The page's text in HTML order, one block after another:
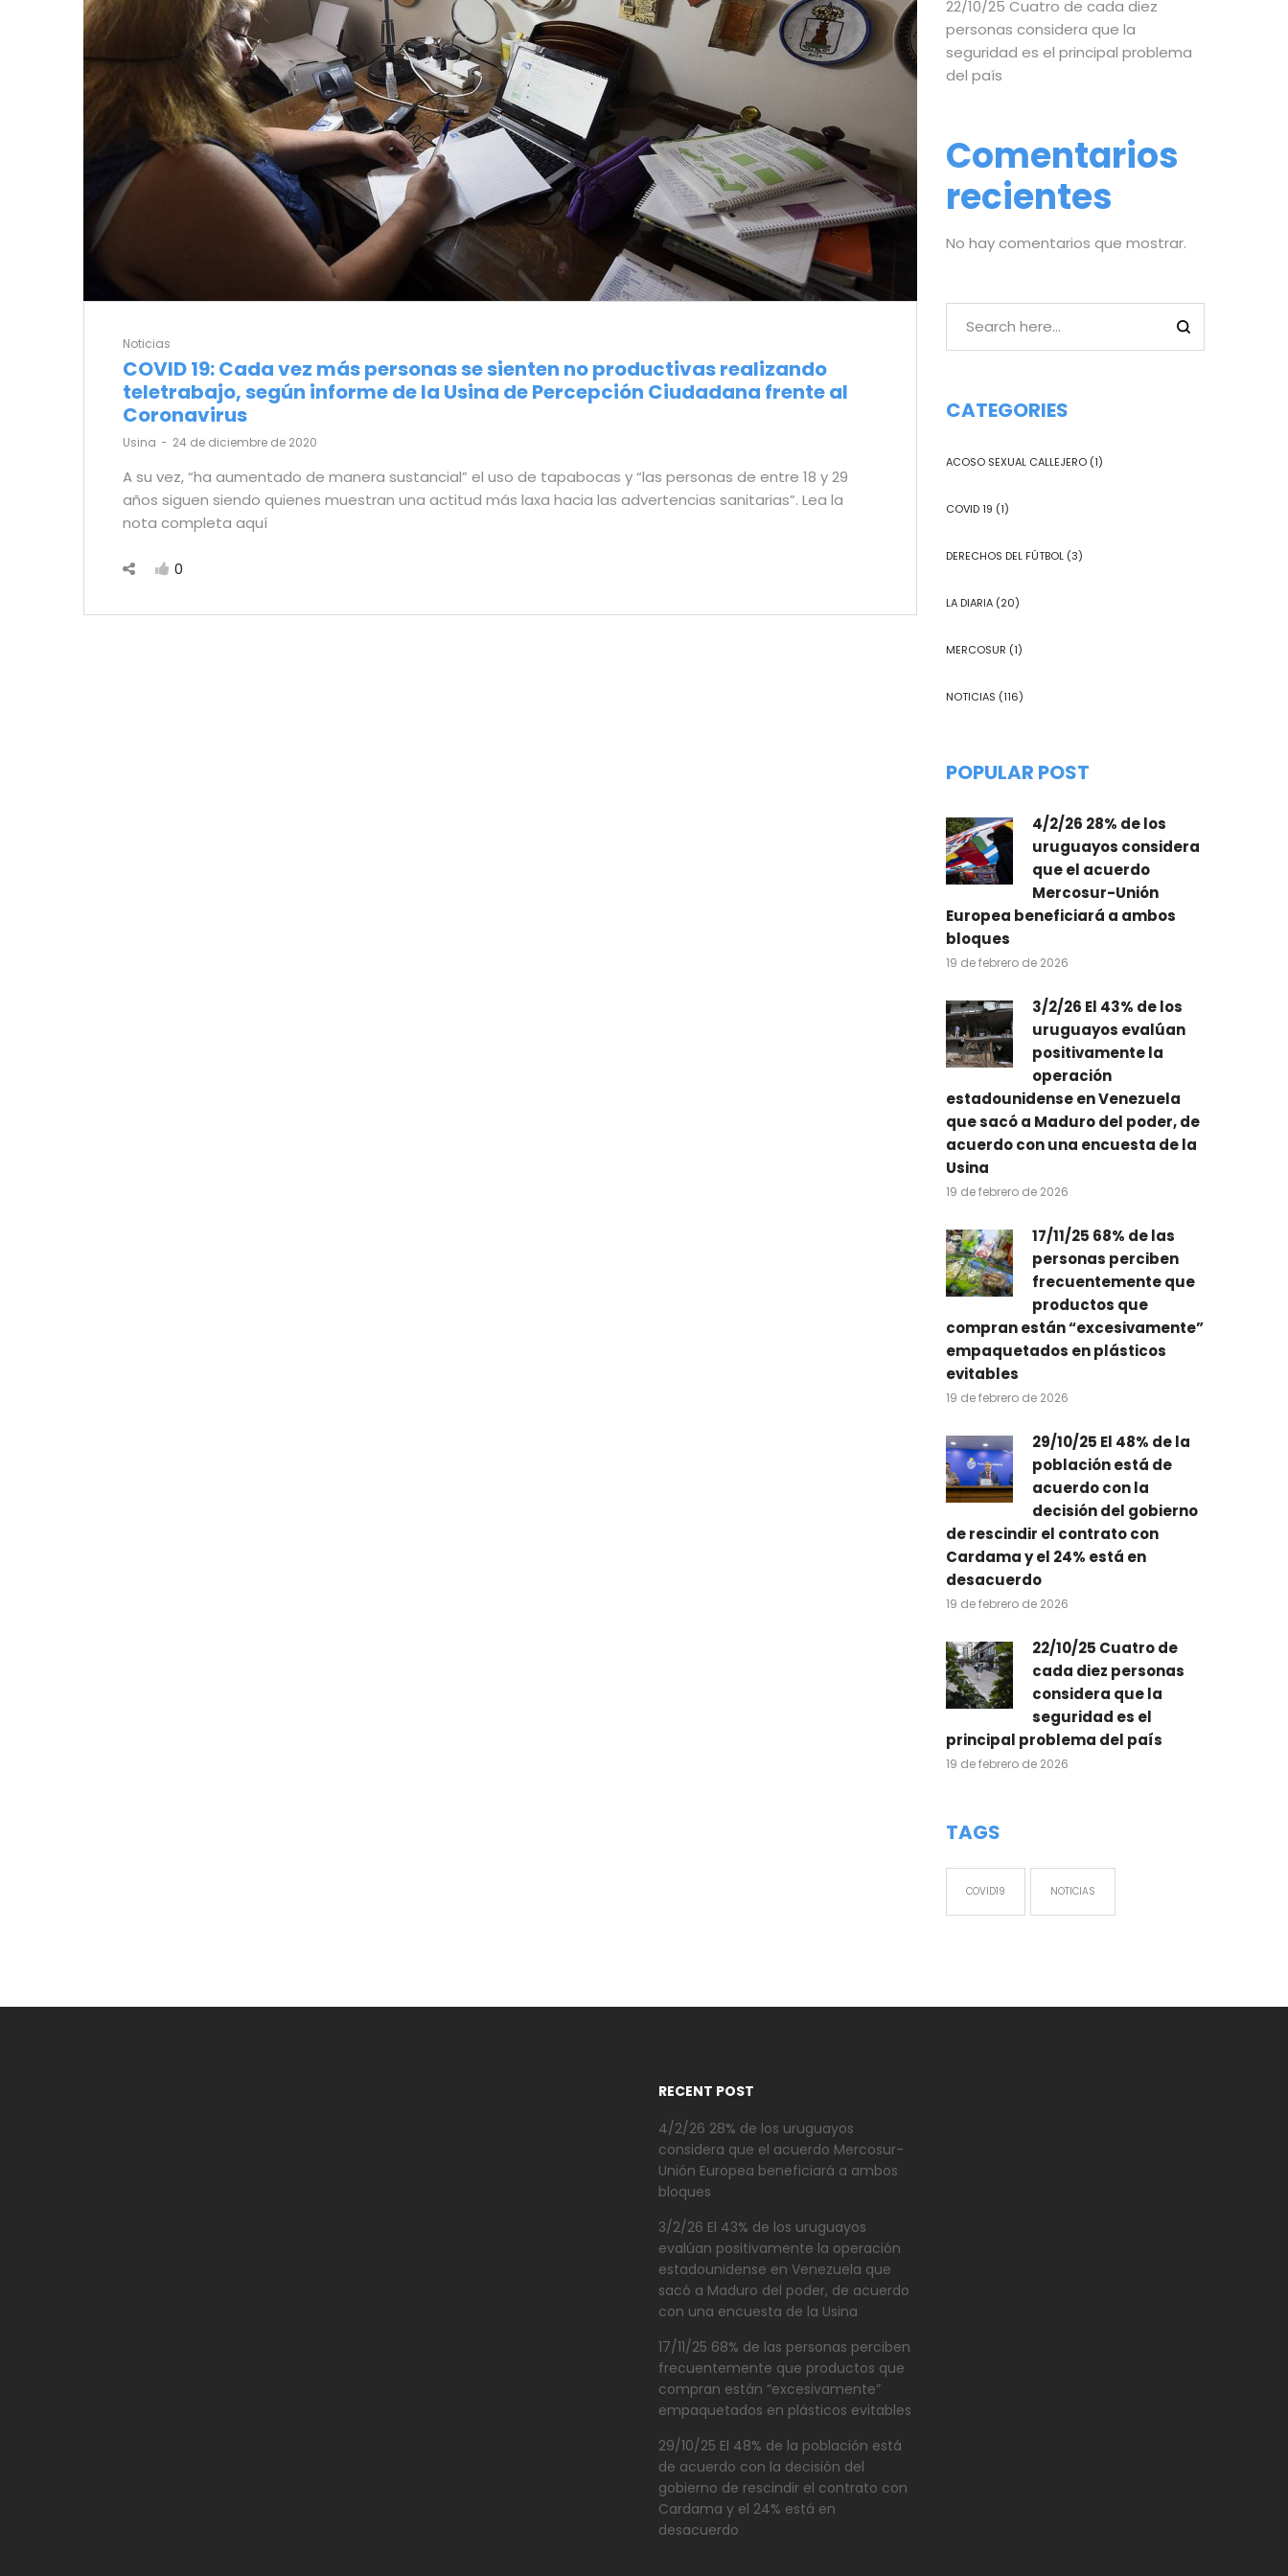
Noticias
COVID 19: Cada vez más personas se sienten no productivas realizando
teletrabajo, según informe de la Usina de Percepción Ciudadana frente al
Coronavirus
by
Usina 24 de diciembre de 2020
A su vez, “ha aumentado de manera sustancial” el uso de tapabocas y “las personas de entre 18 y 29
años siguen siendo quienes muestran una actitud más laxa hacia las advertencias sanitarias”. Lea la
nota completa aquí
0
22/10/25 Cuatro de cada diez
personas considera que la
seguridad es el principal problema
del país
Comentarios
recientes
No hay comentarios que mostrar.
CATEGORIES
ACOSO SEXUAL CALLEJERO (1)
COVID 19 (1)
DERECHOS DEL FÚTBOL (3)
LA DIARIA (20)
MERCOSUR (1)
NOTICIAS (116)
POPULAR POST
4/2/26 28% de los
uruguayos considera
que el acuerdo
Mercosur-Unión
Europea beneficiará a ambos
bloques
19 de febrero de 2026
3/2/26 El 43% de los
uruguayos evalúan
positivamente la
operación
estadounidense en Venezuela
que sacó a Maduro del poder, de
acuerdo con una encuesta de la
Usina
19 de febrero de 2026
17/11/25 68% de las
personas perciben
frecuentemente que
productos que
compran están “excesivamente”
empaquetados en plásticos
evitables
19 de febrero de 2026
29/10/25 El 48% de la
población está de
acuerdo con la
decisión del gobierno
de rescindir el contrato con
Cardama y el 24% está en
desacuerdo
19 de febrero de 2026
22/10/25 Cuatro de
cada diez personas
considera que la
seguridad es el
principal problema del país
19 de febrero de 2026
TAGS
COVID19 NOTICIAS
RECENT POST
4/2/26 28% de los uruguayos
considera que el acuerdo Mercosur-
Unión Europea beneficiará a ambos
bloques
3/2/26 El 43% de los uruguayos
evalúan positivamente la operación
estadounidense en Venezuela que
sacó a Maduro del poder, de acuerdo
con una encuesta de la Usina
17/11/25 68% de las personas perciben
frecuentemente que productos que
compran están “excesivamente”
empaquetados en plásticos evitables
29/10/25 El 48% de la población está
de acuerdo con la decisión del
gobierno de rescindir el contrato con
Cardama y el 24% está en
desacuerdo